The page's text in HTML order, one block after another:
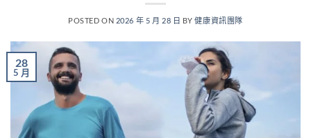
POSTED ON 2026 年 5 月 28 日 BY健康資訊團隊
28
5 月